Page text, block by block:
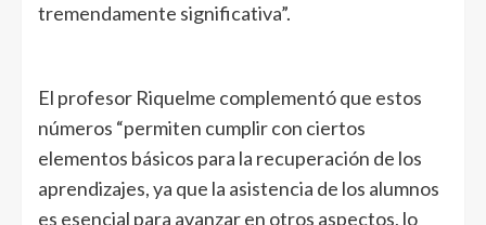
tremendamente significativa”.
El profesor Riquelme complementó que estos
números “permiten cumplir con ciertos
elementos básicos para la recuperación de los
aprendizajes, ya que la asistencia de los alumnos
es esencial para avanzar en otros aspectos, lo